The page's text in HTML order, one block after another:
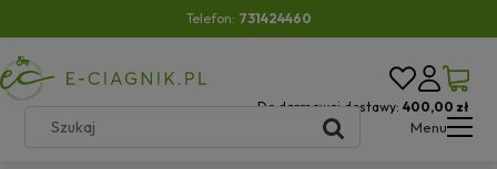
Telefon: 731424460
Do darmowej dostawy: 400,00 zł
Menu